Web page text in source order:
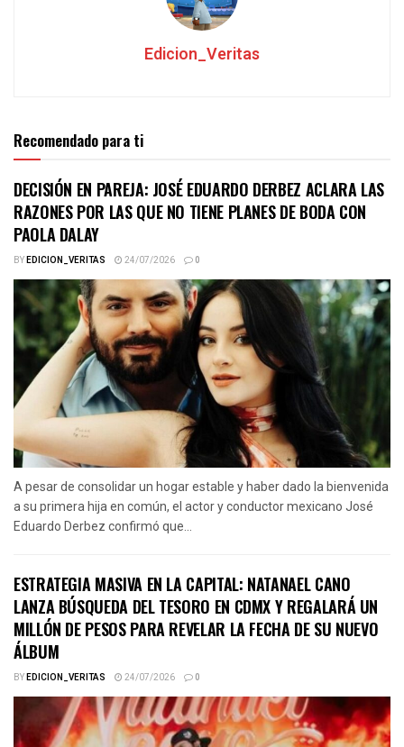
Edicion_Veritas
Recomendado para ti
DECISIÓN EN PAREJA: JOSÉ EDUARDO DERBEZ ACLARA LAS
RAZONES POR LAS QUE NO TIENE PLANES DE BODA CON
PAOLA DALAY
BYEDICION_VERITAS 24/07/2026 0
A pesar de consolidar un hogar estable y haber dado la bienvenida
a su primera hija en común, el actor y conductor mexicano José
Eduardo Derbez confirmó que...
ESTRATEGIA MASIVA EN LA CAPITAL: NATANAEL CANO
LANZA BÚSQUEDA DEL TESORO EN CDMX Y REGALARÁ UN
MILLÓN DE PESOS PARA REVELAR LA FECHA DE SU NUEVO
ÁLBUM
BYEDICION_VERITAS 24/07/2026 0